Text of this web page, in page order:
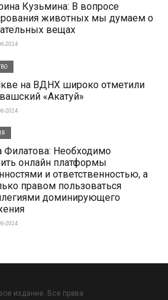
Кузьмина: В вопросе
животных мы думаем о
вещах
2024
на ВДНХ широко отметили
«Акатуй»
2024
Филатова: Необходимо
онлайн платформы
и ответственностью, а
правом пользоваться
доминирующего
2024
издание. Все права